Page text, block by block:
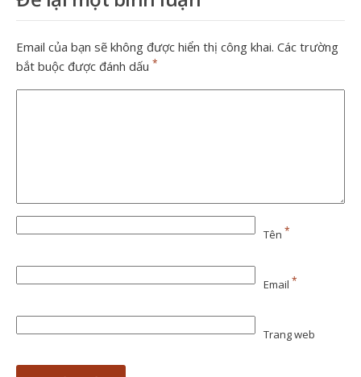
Email của bạn sẽ không được hiển thị công khai. Các trường
bắt buộc được đánh dấu *
Tên *
Email *
Trang web